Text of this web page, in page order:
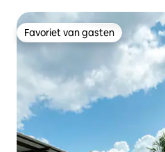
Favoriet van gasten
Favoriet van gasten